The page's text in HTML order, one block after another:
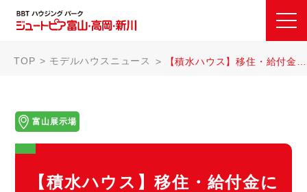
TOP モデルハウスニュース 【積水ハウス】移住・給付金に関するWEB相談会
富山展示場
【積水ハウス】移住・給付金に